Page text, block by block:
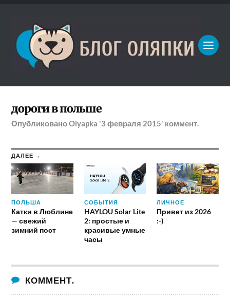
дороги в польше
ОпубликованоOlyapka '3 февраля 2015' коммент.
ДАЛЕЕ →
ПОЛЬША
Катки в Люблине
— свежий
зимний пост
СОБЫТИЯ
HAYLOU Solar Lite
2: простые и
красивые умные
часы
ЛИЧНОЕ
Привет из 2026
:-)
КОММЕНТ.